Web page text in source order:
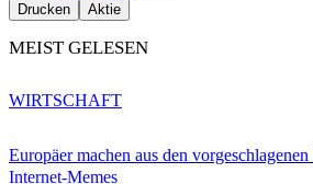
Drucken Aktie
MEIST GELESEN
Europäer machen aus den
Internet-Memes
WIRTSCHAFT